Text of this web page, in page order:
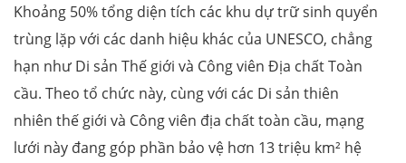
Khoảng 50% tổng diện tích các khu dự trữ sinh quyển
trùng lặp với các danh hiệu khác của UNESCO, chẳng
hạn như Di sản Thế giới và Công viên Địa chất Toàn
cầu. Theo tổ chức này, cùng với các Di sản thiên
nhiên thế giới và Công viên địa chất toàn cầu, mạng
lưới này đang góp phần bảo vệ hơn 13 triệu km² hệ